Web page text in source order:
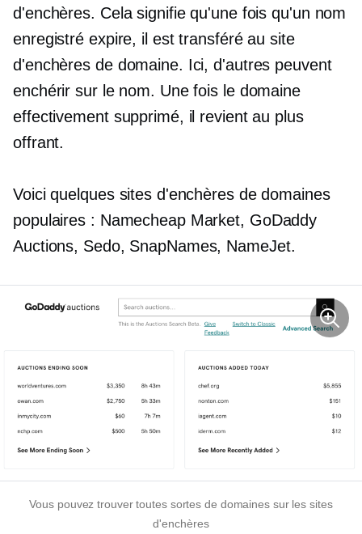
d'enchères. Cela signifie qu'une fois qu'un nom
enregistré expire, il est transféré au site
d'enchères de domaine. Ici, d'autres peuvent
enchérir sur le nom. Une fois le domaine
effectivement supprimé, il revient au plus
offrant.
Voici quelques sites d'enchères de domaines
populaires : Namecheap Market, GoDaddy
Auctions, Sedo, SnapNames, NameJet.
Vous pouvez trouver toutes sortes de domaines sur les sites
d'enchères